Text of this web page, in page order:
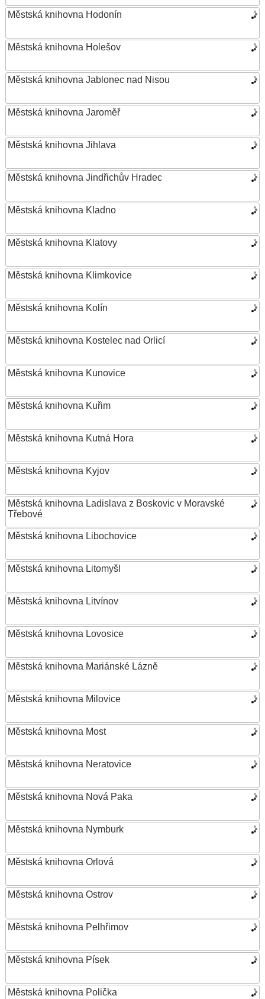
Městská knihovna Hodonín
Městská knihovna Holešov
Městská knihovna Jablonec nad Nisou
Městská knihovna Jaroměř
Městská knihovna Jihlava
Městská knihovna Jindřichův Hradec
Městská knihovna Kladno
Městská knihovna Klatovy
Městská knihovna Klimkovice
Městská knihovna Kolín
Městská knihovna Kostelec nad Orlicí
Městská knihovna Kunovice
Městská knihovna Kuřim
Městská knihovna Kutná Hora
Městská knihovna Kyjov
Městská knihovna Ladislava z Boskovic v Moravské
Třebové
Městská knihovna Libochovice
Městská knihovna Litomyšl
Městská knihovna Litvínov
Městská knihovna Lovosice
Městská knihovna Mariánské Lázně
Městská knihovna Milovice
Městská knihovna Most
Městská knihovna Neratovice
Městská knihovna Nová Paka
Městská knihovna Nymburk
Městská knihovna Orlová
Městská knihovna Ostrov
Městská knihovna Pelhřimov
Městská knihovna Písek
Městská knihovna Polička